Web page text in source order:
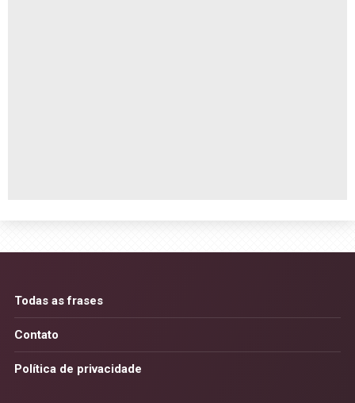
Todas as frases
Contato
Política de privacidade